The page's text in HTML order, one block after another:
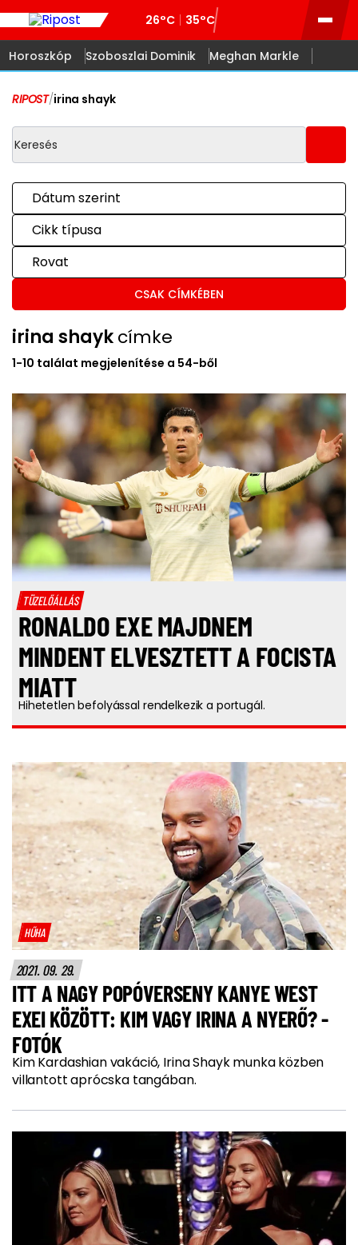
26°C 35°C
Horoszkóp Szoboszlai Dominik Meghan Markle
RIPOST/irina shayk
Dátum szerint
Cikk típusa
Rovat
CSAK CÍMKÉBEN
irina shaykcímke
1-10 találat megjelenítése a 54-ből
TÜZELŐÁLLÁS
RONALDO EXE MAJDNEM
MINDENT ELVESZTETT A FOCISTA
MIATT
Hihetetlen befolyással rendelkezik a portugál.
HŰHA
2021. 09. 29.
ITT A NAGY POPÓVERSENY KANYE WEST
EXEI KÖZÖTT: KIM VAGY IRINA A NYERŐ? -
FOTÓK
Kim Kardashian vakáció, Irina Shayk munka közben
villantott aprócska tangában.